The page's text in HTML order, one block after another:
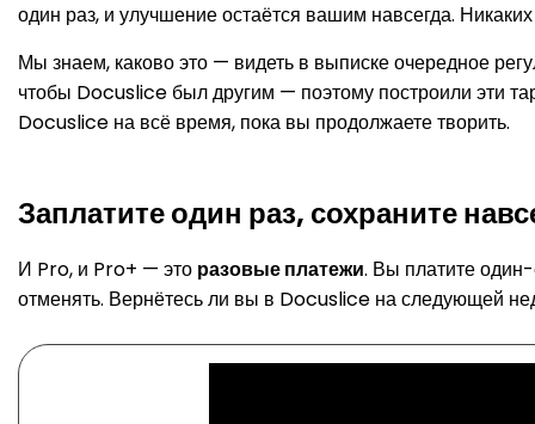
один раз, и улучшение остаётся вашим навсегда.
Мы знаем, каково это — видеть в выписке очередное
чтобы Docuslice был другим — поэтому построили эти
Docuslice на всё время, пока вы продолжаете творить.
Заплатите один раз, сохраните
И Pro, и Pro+ — это разовые платежи. Вы платите
отменять. Вернётесь ли вы в Docuslice на следующей